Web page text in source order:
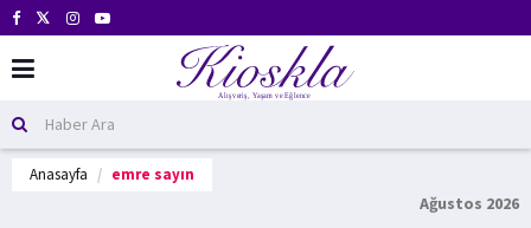
Anasayfa emre sayın
Ağustos 2026